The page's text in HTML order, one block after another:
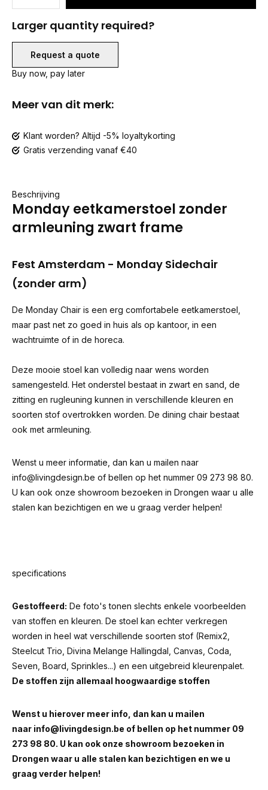
Larger quantity required?
Request a quote
Buy now, pay later
Meer van dit merk:
Klant worden? Altijd -5% loyaltykorting
Gratis verzending vanaf €40
Beschrijving
Monday eetkamerstoel zonder
armleuning zwart frame
Fest Amsterdam - Monday Sidechair
(zonder arm)
De Monday Chair is een erg comfortabele eetkamerstoel,
maar past net zo goed in huis als op kantoor, in een
wachtruimte of in de horeca.
Deze mooie stoel kan volledig naar wens worden
samengesteld. Het onderstel bestaat in zwart en sand, de
zitting en rugleuning kunnen in verschillende kleuren en
soorten stof overtrokken worden. De dining chair bestaat
ook met armleuning.
Wenst u meer informatie, dan kan u mailen naar
info@livingdesign.be of bellen op het nummer 09 273 98 80.
U kan ook onze showroom bezoeken in Drongen waar u alle
stalen kan bezichtigen en we u graag verder helpen!
specifications
Gestoffeerd: De foto's tonen slechts enkele voorbeelden
van stoffen en kleuren. De stoel kan echter verkregen
worden in heel wat verschillende soorten stof (Remix2,
Steelcut Trio, Divina Melange Hallingdal, Canvas, Coda,
Seven, Board, Sprinkles...) en een uitgebreid kleurenpalet.
De stoffen zijn allemaal hoogwaardige stoffen
Wenst u hierover meer info, dan kan u mailen
naar info@livingdesign.be of bellen op het nummer 09
273 98 80. U kan ook onze showroom bezoeken in
Drongen waar u alle stalen kan bezichtigen en we u
graag verder helpen!